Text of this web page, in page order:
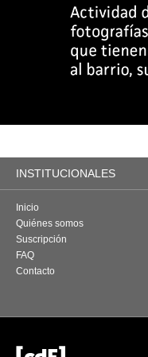
INSTITUCIONALES
Inicio
Quiénes somos
Suscripción
FAQ
Contacto